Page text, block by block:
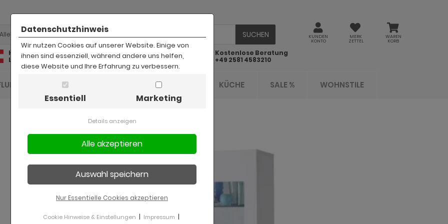
Alle SUCHEN KUNDEN
KONTO
MERK
ZETTEL
WAREN
KORB
Kostenlose
Lieferung
Kostenloser
Rückversand
Kostenlose Beratung
+49 2581 4583210
UND DIELE KÜCHE SALE % WOHNSTILE
Datenschutzhinweis
Wir nutzen Cookies auf unserer Website. Einige von
ihnen sind essenziell, während andere uns helfen,
diese Website und Ihre Erfahrung zu verbessern.
Essentiell Marketing
Details anzeigen
Nur Essentielle Cookies akzeptieren
Cookie Hinweise & Einstellungen | Impressum |